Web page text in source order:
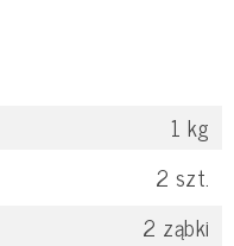
1 kg
2 szt.
2 ząbki